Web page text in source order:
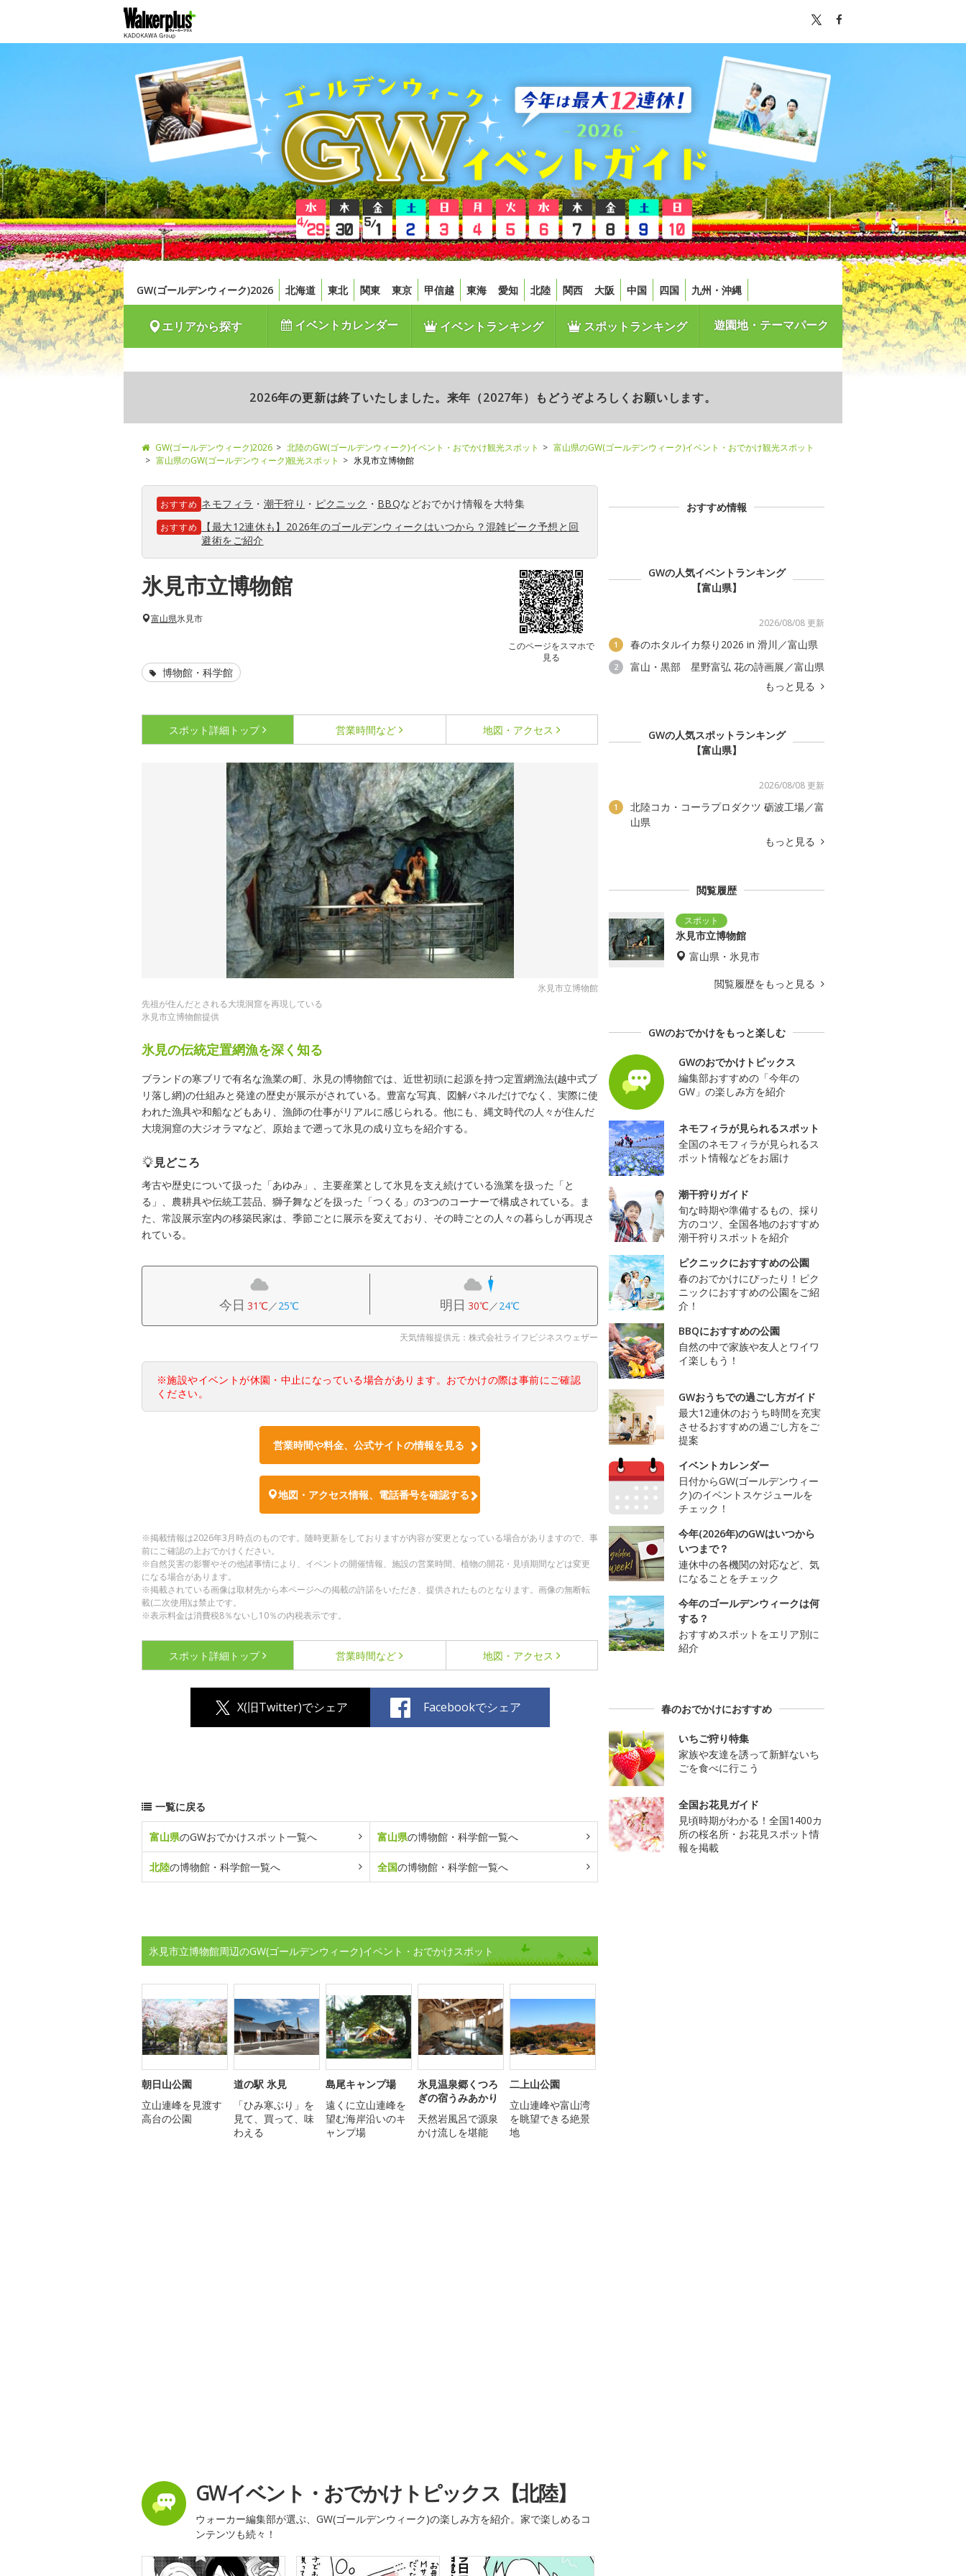
GW(ゴールデンウィーク)2026 北海道 東北 関東 東京 甲信越 東海 愛知 北陸 関西 大阪 中国 四国 九州・沖縄
エリアから探す イベントカレンダー イベントランキング スポットランキング 遊園地・テーマパーク
2026年の更新は終了いたしました。来年（2027年）もどうぞよろしくお願いします。
GW(ゴールデンウィーク)2026 北陸のGW(ゴールデンウィーク)イベント・おでかけ観光スポット
富山県のGW(ゴールデンウィーク)イベント・おでかけ観光スポット
富山県のGW(ゴールデンウィーク)観光スポット
氷見市立博物館
おすすめ ネモフィラ ・ 潮干狩り ・ ピクニック ・ BBQなどおでかけ情報を大特集
おすすめ
【最大12連休も】2026年のゴールデンウィークはいつから？混雑ピーク予想と回
避術をご紹介
氷見市立博物館
このページをスマホで
見る
富山県氷見市
博物館・科学館
スポット詳細 トップ 営業時間など 地図・アクセス
氷見市立博物館
先祖が住んだとされる大境洞窟を再現している
氷見市立博物館提供
氷見の伝統定置網漁を深く知る
ブランドの寒ブリで有名な漁業の町、氷見の博物館では、近世初頭に起源を持つ定置網漁法(越中式ブ
リ落し網)の仕組みと発達の歴史が展示がされている。豊富な写真、図解パネルだけでなく、実際に使
われた漁具や和船などもあり、漁師の仕事がリアルに感じられる。他にも、縄文時代の人々が住んだ
大境洞窟の大ジオラマなど、原始まで遡って氷見の成り立ちを紹介する。
見どころ
考古や歴史について扱った「あゆみ」、主要産業として氷見を支え続けている漁業を扱った「と
る」、農耕具や伝統工芸品、獅子舞などを扱った「つくる」の3つのコーナーで構成されている。ま
た、常設展示室内の移築民家は、季節ごとに展示を変えており、その時ごとの人々の暮らしが再現さ
れている。
今日 31℃／25℃ 明日 30℃／24℃
天気情報提供元：株式会社ライフビジネスウェザー
※施設やイベントが休園・中止になっている場合があります。おでかけの際は事前にご確認
ください。
営業時間や料金、公式サイトの情報を見る
地図・アクセス情報、電話番号を確認する
※掲載情報は2026年3月時点のものです。随時更新をしておりますが内容が変更となっている場合がありますので、事
前にご確認の上おでかけください。
※自然災害の影響やその他諸事情により、イベントの開催情報、施設の営業時間、植物の開花・見頃期間などは変更
になる場合があります。
※掲載されている画像は取材先から本ページへの掲載の許諾をいただき、提供されたものとなります。画像の無断転
載(二次使用)は禁止です。
※表示料金は消費税8％ないし10％の内税表示です。
スポット詳細 トップ 営業時間など 地図・アクセス
X(旧Twitter)でシェア Facebookでシェア
一覧に戻る
富山県のGWおでかけスポット一覧へ 富山県の博物館・科学館一覧へ
北陸の博物館・科学館一覧へ 全国の博物館・科学館一覧へ
氷見市立博物館周辺のGW(ゴールデンウィーク)イベント・おでかけスポット
朝日山公園
立山連峰を見渡す
高台の公園
道の駅 氷見
「ひみ寒ぶり」を
見て、買って、味
わえる
島尾キャンプ場
遠くに立山連峰を
望む海岸沿いのキ
ャンプ場
氷見温泉郷くつろ
ぎの宿うみあかり
天然岩風呂で源泉
かけ流しを堪能
二上山公園
立山連峰や富山湾
を眺望できる絶景
地
GWイベント・おでかけトピックス【北陸】
ウォーカー編集部が選ぶ、GW(ゴールデンウィーク)の楽しみ方を紹介。家で楽しめるコ
ンテンツも続々！
おすすめ情報
GWの人気イベントランキング
【富山県】
2026/08/08 更新
1 春のホタルイカ祭り2026 in 滑川／富山県
2
富山・黒部 星野富弘 花の詩画展／富山県
もっと見る
GWの人気スポットランキング
【富山県】
2026/08/08 更新
1
北陸コカ・コーラプロダクツ 砺波工場／富
山県
もっと見る
閲覧履歴
氷見市立博物館
富山県・氷見市
閲覧履歴をもっと見る
GWのおでかけをもっと楽しむ
GWのおでかけトピックス
編集部おすすめの「今年の
GW」の楽しみ方を紹介
ネモフィラが見られるスポット
全国のネモフィラが見られるス
ポット情報などをお届け
潮干狩りガイド
旬な時期や準備するもの、採り
方のコツ、全国各地のおすすめ
潮干狩りスポットを紹介
ピクニックにおすすめの公園
春のおでかけにぴったり！ピク
ニックにおすすめの公園をご紹
介！
BBQにおすすめの公園
自然の中で家族や友人とワイワ
イ楽しもう！
GWおうちでの過ごし方ガイド
最大12連休のおうち時間を充実
させるおすすめの過ごし方をご
提案
イベントカレンダー
日付からGW(ゴールデンウィー
ク)のイベントスケジュールを
チェック！
今年(2026年)のGWはいつから
いつまで？
連休中の各機関の対応など、気
になることをチェック
今年のゴールデンウィークは何
する？
おすすめスポットをエリア別に
紹介
春のおでかけにおすすめ
いちご狩り特集
家族や友達を誘って新鮮ないち
ごを食べに行こう
全国お花見ガイド
見頃時期がわかる！全国1400カ
所の桜名所・お花見スポット情
報を掲載